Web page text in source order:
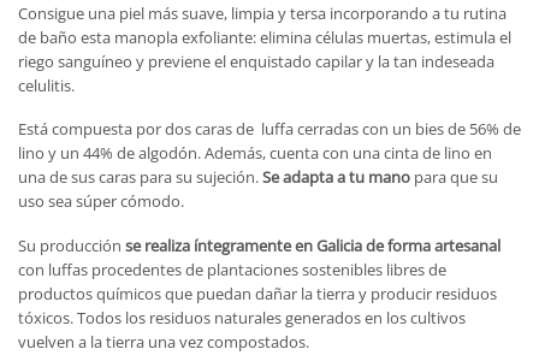
Consigue una piel más suave, limpia y tersa incorporando a tu rutina
de baño esta manopla exfoliante: elimina células muertas, estimula el
riego sanguíneo y previene el enquistado capilar y la tan indeseada
celulitis.
Está compuesta por dos caras de luffa cerradas con un bies de 56% de
lino y un 44% de algodón. Además, cuenta con una cinta de lino en
una de sus caras para su sujeción.Se adapta a tu mano para que su
uso sea súper cómodo.
Su producción se realiza íntegramente en Galicia de forma artesanal
con luffas procedentes de plantaciones sostenibles libres de
productos químicos que puedan dañar la tierra y producir residuos
tóxicos. Todos los residuos naturales generados en los cultivos
vuelven a la tierra una vez compostados.